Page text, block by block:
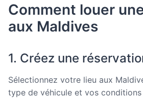
Comment louer
aux Maldives
1. Créez une
Sélectionnez votre lieu aux
type de véhicule et vos